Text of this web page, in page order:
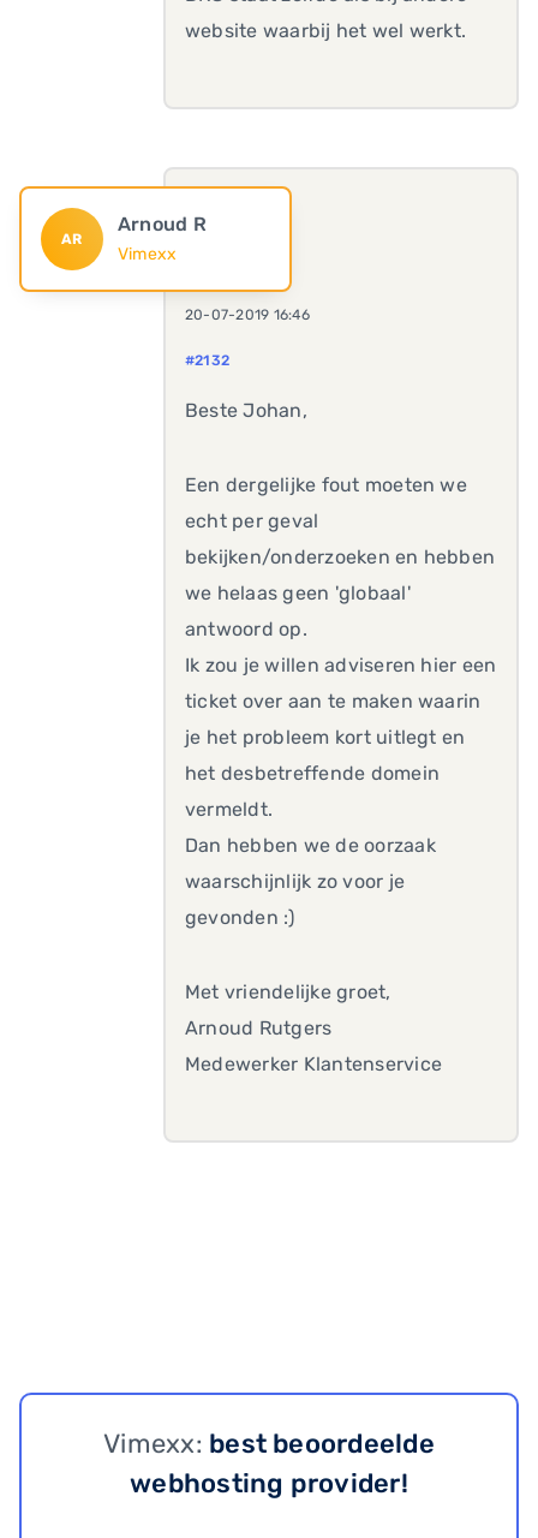
website waarbij het wel werkt.
AR
Arnoud R
Vimexx
20-07-2019 16:46
#2132
Beste Johan,
Een dergelijke fout moeten we
echt per geval
bekijken/onderzoeken en hebben
we helaas geen 'globaal'
antwoord op.
Ik zou je willen adviseren hier een
ticket over aan te maken waarin
je het probleem kort uitlegt en
het desbetreffende domein
vermeldt.
Dan hebben we de oorzaak
waarschijnlijk zo voor je
gevonden :)
Met vriendelijke groet,
Arnoud Rutgers
Medewerker Klantenservice
Vimexx: best beoordeelde
webhosting provider!